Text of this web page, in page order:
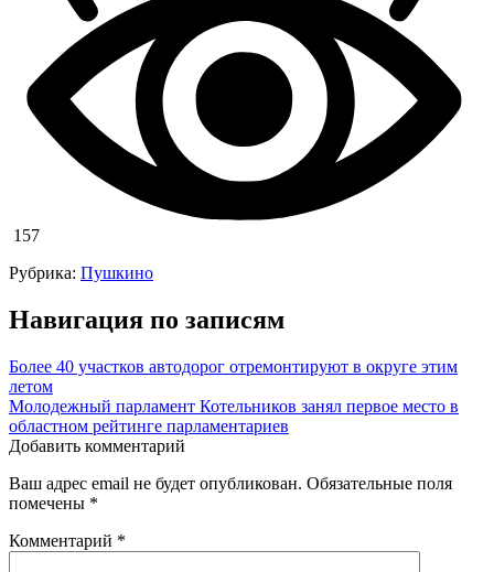
157
Рубрика: Пушкино
Навигация по записям
Более 40 участков автодорог отремонтируют в округе этим
летом
Молодежный парламент Котельников занял первое место в
областном рейтинге парламентариев
Добавить комментарий
Ваш адрес email не будет опубликован. Обязательные поля
помечены *
Комментарий *